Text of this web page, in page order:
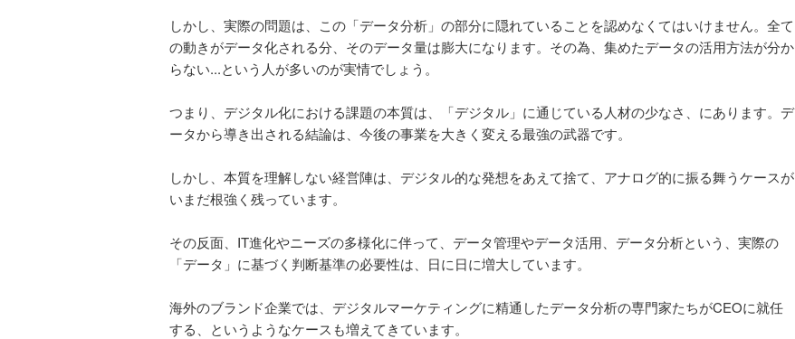
しかし、実際の問題は、この「データ分析」の部分に隠れていることを認めなくてはいけません。全て
の動きがデータ化される分、そのデータ量は膨大になります。その為、集めたデータの活用方法が分か
らない...という人が多いのが実情でしょう。
つまり、デジタル化における課題の本質は、「デジタル」に通じている人材の少なさ、にあります。デ
ータから導き出される結論は、今後の事業を大きく変える最強の武器です。
しかし、本質を理解しない経営陣は、デジタル的な発想をあえて捨て、アナログ的に振る舞うケースが
いまだ根強く残っています。
その反面、IT進化やニーズの多様化に伴って、データ管理やデータ活用、データ分析という、実際の
「データ」に基づく判断基準の必要性は、日に日に増大しています。
海外のブランド企業では、デジタルマーケティングに精通したデータ分析の専門家たちがCEOに就任
する、というようなケースも増えてきています。